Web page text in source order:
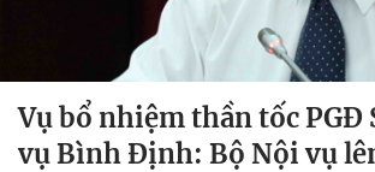
Vụ bổ nhiệm thần tốc PGĐ
vụ Bình Định: Bộ Nội vụ